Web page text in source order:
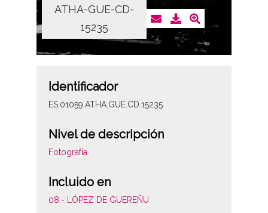
ATHA-GUE-CD-
15235
Identificador
ES.01059.ATHA.GUE.CD.15235
Nivel de descripción
Fotografía
Incluido en
08.- LÓPEZ DE GUEREÑU